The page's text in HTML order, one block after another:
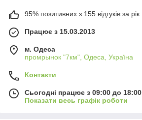
95% позитивних з 155 відгуків за рік
Працює з 15.03.2013
м. Одеса
промрынок "7км", Одеса, Україна
Контакти
Сьогодні працює з 09:00 до 18:00
Показати весь графік роботи